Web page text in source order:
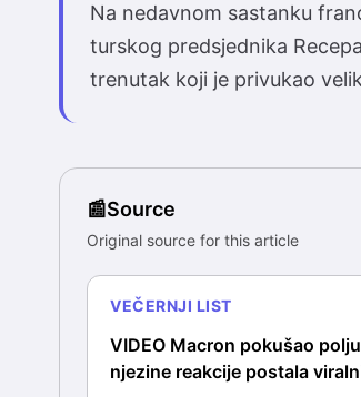
Na nedavnom sastanku
turskog predsjednika
trenutak koji je privukao
Source
Original source for this article
VEČERNJI LIST
VIDEO Macron pokušao
njezine reakcije postala